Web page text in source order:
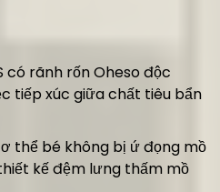
có rãnh rốn Oheso độc
tiếp xúc giữa chất tiêu bẩn
thể bé không bị ứ đọng mồ
kế đệm lưng thấm mồ